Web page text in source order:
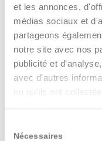
et les annonces,
médias sociaux et
partageons
notre site avec nos
publicité et
avec d'autres
ou qu'ils ont
Nécessaires
Accessoires tracteurs